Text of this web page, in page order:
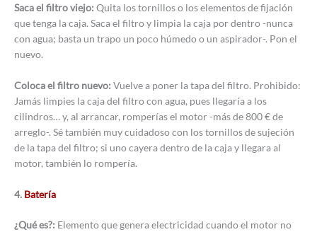
Saca el filtro viejo: Quita los tornillos o los elementos de fijación
que tenga la caja. Saca el filtro y limpia la caja por dentro -nunca
con agua; basta un trapo un poco húmedo o un aspirador-. Pon el
nuevo.
Coloca el filtro nuevo: Vuelve a poner la tapa del filtro. Prohibido:
Jamás limpies la caja del filtro con agua, pues llegaría a los
cilindros… y, al arrancar, romperías el motor -más de 800 € de
arreglo-. Sé también muy cuidadoso con los tornillos de sujeción
de la tapa del filtro; si uno cayera dentro de la caja y llegara al
motor, también lo rompería.
4. Batería
¿Qué es?: Elemento que genera electricidad cuando el motor no